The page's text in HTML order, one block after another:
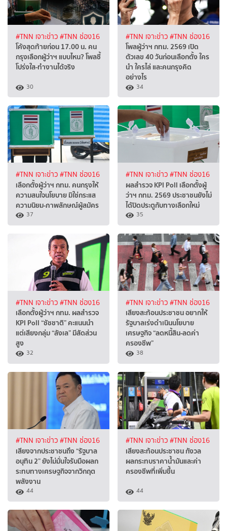
#TNN เจาะข่าว#TNN ช่อง16
โค้งสุดท้ายก่อน 17.00 น. คน
กรุงเลือกผู้ว่าฯ แบบไหน? โพลชี้
โปร่งใส-ทำงานได้จริง
30
#TNN เจาะข่าว#TNN ช่อง16
โพลผู้ว่าฯ กทม. 2569 เปิด
ตัวเลข 40 วันก่อนเลือกตั้ง ใคร
นำ ใครไล่ และคนกรุงคิด
อย่างไร
34
#TNN เจาะข่าว#TNN ช่อง16
เลือกตั้งผู้ว่าฯ กทม. คนกรุงให้
ความสนใจนโยบาย มิใช่กระแส
ความนิยม-ภาพลักษณ์ผู้สมัคร
37
#TNN เจาะข่าว#TNN ช่อง16
ผลสำรวจ KPI Poll เลือกตั้งผู้
ว่าฯ กทม. 2569 ประชาชนยังไม่
ได้ปิดประตูกับทางเลือกใหม่
35
#TNN เจาะข่าว#TNN ช่อง16
เลือกตั้งผู้ว่าฯ กทม. ผลสำรวจ
KPI Poll “ชัชชาติ” คะแนนนำ
แต่เสียงกลุ่ม “ลังเล” มีสัดส่วน
สูง
32
#TNN เจาะข่าว#TNN ช่อง16
เสียงสะท้อนประชาชน อยากให้
รัฐบาลเร่งดำเนินนโยบาย
เศรษฐกิจ “ลดหนี้สิน-ลดค่า
ครองชีพ”
38
#TNN เจาะข่าว#TNN ช่อง16
เสียงจากประชาชนถึง “รัฐบาล
อนุทิน 2” ยังไม่มั่นใจรับมือผลก
ระทบทางเศรษฐกิจจากวิกฤต
พลังงาน
44
#TNN เจาะข่าว#TNN ช่อง16
เสียงสะท้อนประชาชน กังวล
ผลกระทบราคาน้ำมันและค่า
ครองชีพที่เพิ่มขึ้น
44